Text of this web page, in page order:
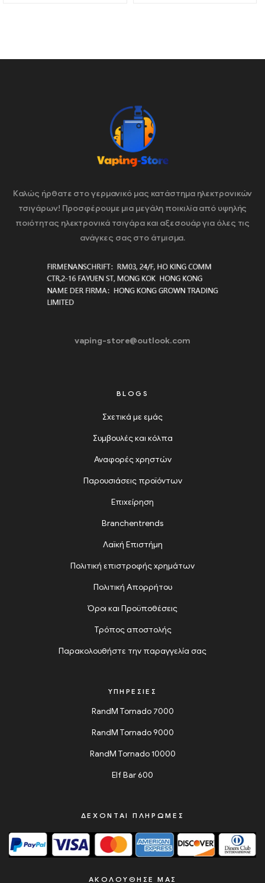
Καλώς ήρθατε στο γερμανικό μας κατάστημα ηλεκτρονικών
τσιγάρων! Προσφέρουμε μια μεγάλη ποικιλία από υψηλής
ποιότητας ηλεκτρονικά τσιγάρα και αξεσουάρ για όλες τις
ανάγκες σας στο άτμισμα.
vaping-store@outlook.com
BLOGS
Σχετικά με εμάς
Συμβουλές και κόλπα
Αναφορές χρηστών
Παρουσιάσεις προϊόντων
Επιχείρηση
Branchentrends
Λαϊκή Επιστήμη
Πολιτική επιστροφής χρημάτων
Πολιτική Απορρήτου
Όροι και Προϋποθέσεις
Τρόπος αποστολής
Παρακολουθήστε την παραγγελία σας
ΥΠΗΡΕΣΙΕΣ
RandM Tornado 7000
RandM Tornado 9000
RandM Tornado 10000
Elf Bar 600
ΔΈΧΟΝΤΑΙ ΠΛΗΡΩΜΈΣ
ΑΚΟΛΟΥΘΗΣΕ ΜΑΣ